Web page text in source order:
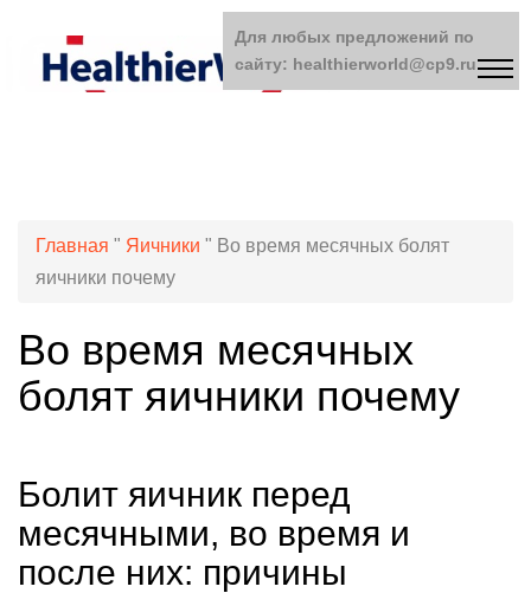
Главная " Яичники " Во время месячных болят
яичники почему
Во время месячных
болят яичники почему
Болит яичник перед
месячными, во время и
после них: причины
Для любых предложений по
сайту: healthierworld@cp9.ru